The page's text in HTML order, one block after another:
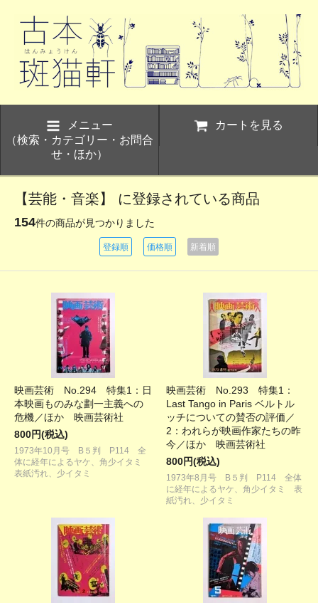
メニュー
（検索・カテゴリー・お問合
せ・ほか）
カートを見る
【芸能・音楽】 に登録されている商品
154件の商品が見つかりました
登録順 価格順 新着順
映画芸術 No.294 特集1：日
本映画ものみな劃一主義への
危機／ほか 映画芸術社
800円(税込)
1973年10月号 B５判 P114 全
体に経年によるヤケ、角少イタミ
表紙汚れ、少イタミ
映画芸術 No.293 特集1：
Last Tango in Paris ベルトル
ッチについての賛否の評価／
2：われらが映画作家たちの昨
今／ほか 映画芸術社
800円(税込)
1973年8月号 B５判 P114 全体
に経年によるヤケ、角少イタミ 表
紙汚れ、少イタミ